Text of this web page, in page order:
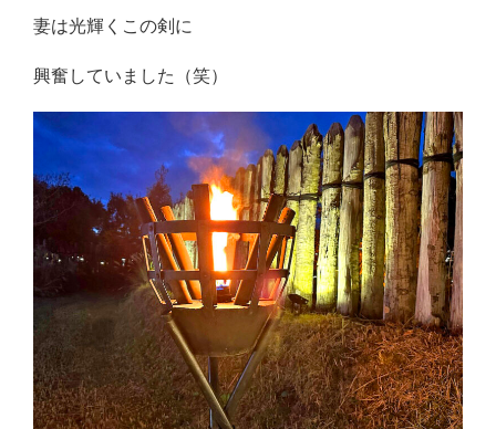
妻は光輝くこの剣に
興奮していました（笑）